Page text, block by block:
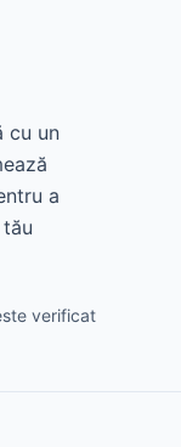
cu un
a
verificat